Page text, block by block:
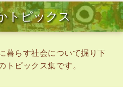
トピックス
暮らす社会について掘り下
トピックス集です。